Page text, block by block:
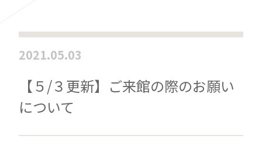
2021.05.03
【５/３更新】ご来館の際のお願い
について